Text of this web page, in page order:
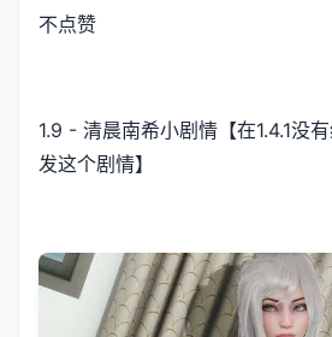
不点赞
1.9 - 清晨南希小剧情【在1.4.1没
发这个剧情】